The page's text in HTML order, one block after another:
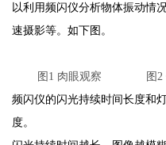
以利用频闪仪分析物体振动情
速摄影等。如下图。
图1 肉眼观察
图2 使
频闪仪的闪光持续时间长度和
度。